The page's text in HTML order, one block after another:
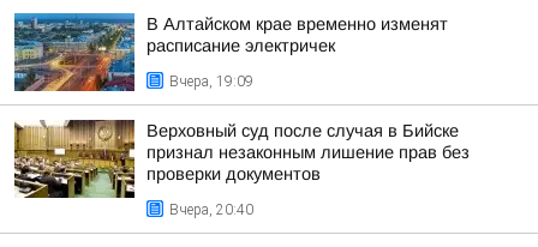
В Алтайском крае временно изменят
расписание электричек
Вчера, 19:09
Верховный суд после случая в Бийске
признал незаконным лишение прав без
проверки документов
Вчера, 20:40